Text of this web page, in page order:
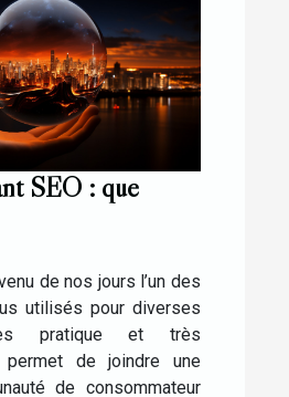
SEO : que
de nos jours l’un des
utilisés pour diverses
pratique et très
permet de joindre une
de consommateur